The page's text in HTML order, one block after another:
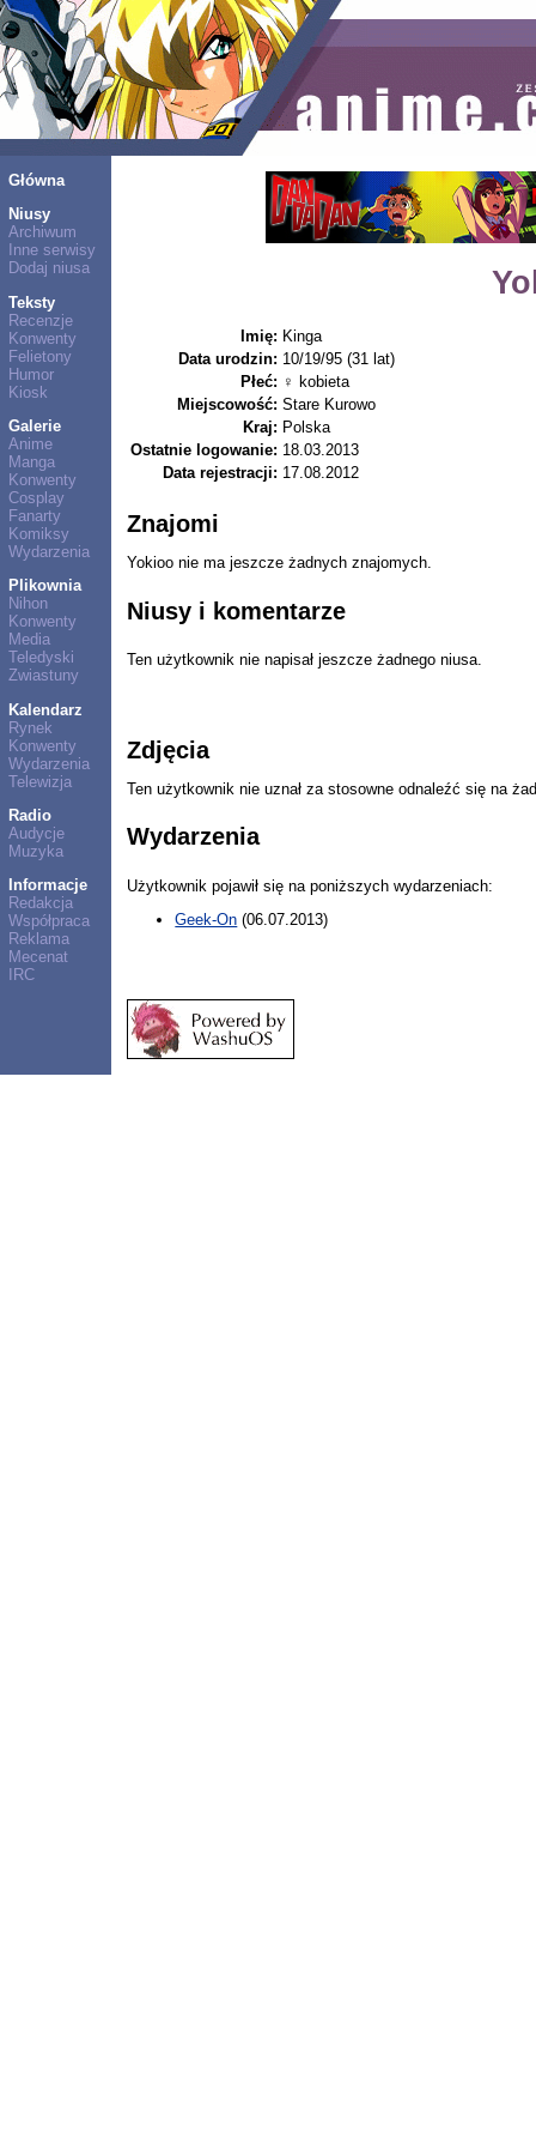
Główna
Niusy
Archiwum
Inne serwisy
Dodaj niusa
Teksty
Recenzje
Konwenty
Felietony
Humor
Kiosk
Galerie
Anime
Manga
Konwenty
Cosplay
Fanarty
Komiksy
Wydarzenia
Plikownia
Nihon
Konwenty
Media
Teledyski
Zwiastuny
Kalendarz
Rynek
Konwenty
Wydarzenia
Telewizja
Radio
Audycje
Muzyka
Informacje
Redakcja
Współpraca
Reklama
Mecenat
IRC
Imię: Kinga
Data urodzin: 10/19/95 (31 lat)
Płeć: ♀ kobieta
Miejscowość: Stare Kurowo
Kraj: Polska
Ostatnie logowanie: 18.03.2013
Data rejestracji: 17.08.2012
Znajomi
Yokioo nie ma jeszcze żadnych znajomych.
Niusy i komentarze
Ten użytkownik nie napisał jeszcze żadnego niusa.
Zdjęcia
Ten użytkownik nie uznał za stosowne odnaleźć się na
Wydarzenia
Użytkownik pojawił się na poniższych wydarzeniach:
Geek-On (06.07.2013)